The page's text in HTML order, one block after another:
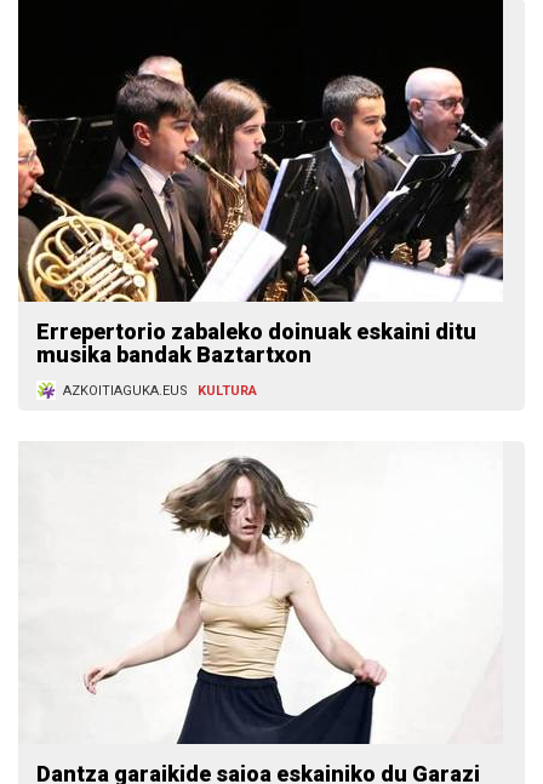
Errepertorio zabaleko doinuak eskaini ditu
musika bandak Baztartxon
AZKOITIAGUKA.EUS KULTURA
Dantza garaikide saioa eskainiko du Garazi